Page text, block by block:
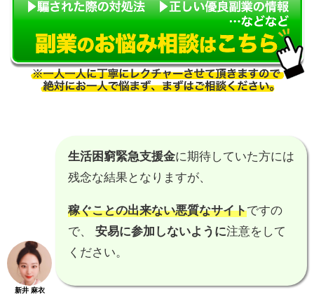
新井 麻衣
生活困窮緊急支援金に期待していた方には
残念な結果となりますが、
稼ぐことの出来ない悪質なサイトですの
で、 安易に参加しないように注意をして
ください。